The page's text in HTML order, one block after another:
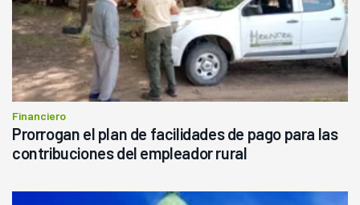
Financiero
Prorrogan el plan de facilidades de pago para las
contribuciones del empleador rural